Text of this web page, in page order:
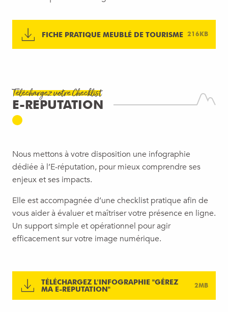
FICHE PRATIQUE MEUBLÉ DE TOURISME 216KB
Téléchargez votre Checklist
E-REPUTATION
Nous mettons à votre disposition une infographie
dédiée à l’E-réputation, pour mieux comprendre ses
enjeux et ses impacts.
Elle est accompagnée d’une checklist pratique afin de
vous aider à évaluer et maîtriser votre présence en ligne.
Un support simple et opérationnel pour agir
efficacement sur votre image numérique.
TÉLÉCHARGEZ L'INFOGRAPHIE "GÉREZ
MA E-REPUTATION"
2MB
METTEZ VOS INFORMATIONS À
JOUR